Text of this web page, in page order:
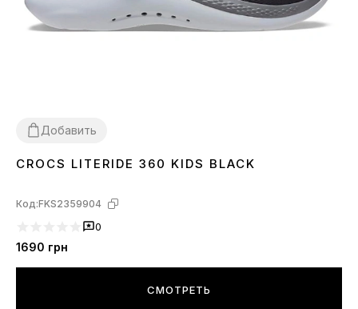
Добавить
262728 2930
CROCS LITERIDE 360 KIDS BLACK
Код:FKS2359904
0
1690 грн
СМОТРЕТЬ